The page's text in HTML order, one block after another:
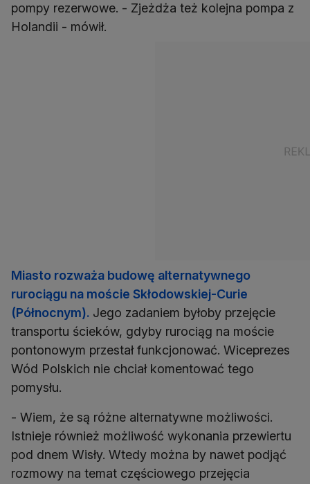
pompy rezerwowe. - Zjeżdża też kolejna pompa z
Holandii - mówił.
Miasto rozważa budowę alternatywnego
rurociągu na moście Skłodowskiej-Curie
(Północnym). Jego zadaniem byłoby przejęcie
transportu ścieków, gdyby rurociąg na moście
pontonowym przestał funkcjonować. Wiceprezes
Wód Polskich nie chciał komentować tego
pomysłu.
- Wiem, że są różne alternatywne możliwości.
Istnieje również możliwość wykonania przewiertu
pod dnem Wisły. Wtedy można by nawet podjąć
rozmowy na temat częściowego przejęcia